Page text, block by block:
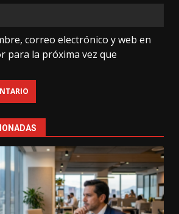
correo electrónico y web en
para la próxima vez que